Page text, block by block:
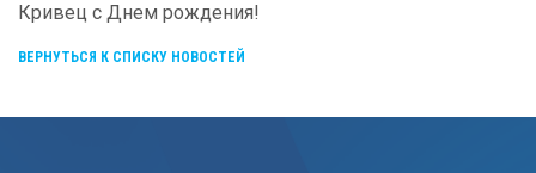
Кривец с Днем рождения!
ВЕРНУТЬСЯ К СПИСКУ НОВОСТЕЙ